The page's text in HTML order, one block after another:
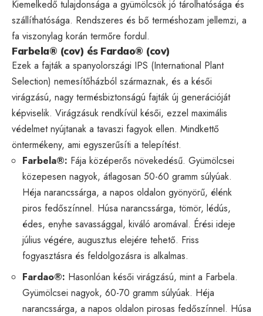
Kiemelkedő tulajdonsága a gyümölcsök jó tárolhatósága és
szállíthatósága. Rendszeres és bő terméshozam jellemzi, a
fa viszonylag korán termőre fordul.
Farbela® (cov) és Fardao® (cov)
Ezek a fajták a spanyolországi IPS (International Plant
Selection) nemesítőházból származnak, és a késői
virágzású, nagy termésbiztonságú fajták új generációját
képviselik. Virágzásuk rendkívül késői, ezzel maximális
védelmet nyújtanak a tavaszi fagyok ellen. Mindkettő
öntermékeny, ami egyszerűsíti a telepítést.
Farbela®: Fája középerős növekedésű. Gyümölcsei
közepesen nagyok, átlagosan 50-60 gramm súlyúak.
Héja narancssárga, a napos oldalon gyönyörű, élénk
piros fedőszínnel. Húsa narancssárga, tömör, lédús,
édes, enyhe savassággal, kiváló aromával. Érési ideje
július végére, augusztus elejére tehető. Friss
fogyasztásra és feldolgozásra is alkalmas.
Fardao®: Hasonlóan késői virágzású, mint a Farbela.
Gyümölcsei nagyok, 60-70 gramm súlyúak. Héja
narancssárga, a napos oldalon pirosas fedőszínnel. Húsa